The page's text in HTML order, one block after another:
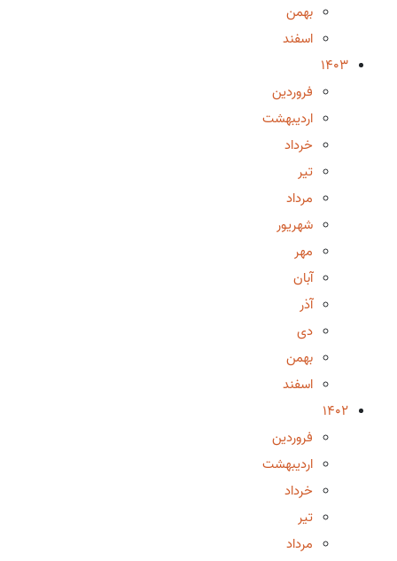
بهمن
اسفند
1403
فروردین
اردیبهشت
خرداد
تیر
مرداد
شهریور
مهر
آبان
آذر
دی
بهمن
اسفند
1402
فروردین
اردیبهشت
خرداد
تیر
مرداد